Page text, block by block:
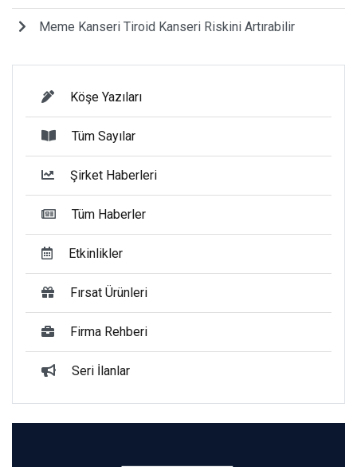
Meme Kanseri Tiroid Kanseri Riskini Artırabilir
Köşe Yazıları
Tüm Sayılar
Şirket Haberleri
Tüm Haberler
Etkinlikler
Fırsat Ürünleri
Firma Rehberi
Seri İlanlar